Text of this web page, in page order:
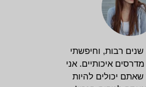
רבות, וחיפשתי
איכותיים. אני
שאתם יכולים להיות